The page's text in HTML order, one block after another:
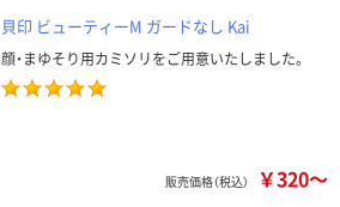
貝印 ビューティーM ガードなし Kai
顔・まゆそり用カミソリをご用意いたしました。
販売価格（税込） ￥320～